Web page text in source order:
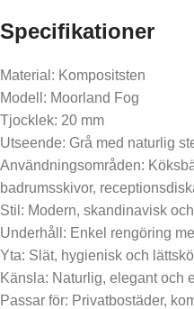
Specifikationer
Material: Kompositsten
Modell: Moorland Fog
Tjocklek: 20 mm
Utseende: Grå med naturlig
Användningsområden:
badrumsskivor,
Stil: Modern, skandinavisk
Underhåll: Enkel rengöring
Yta: Slät, hygienisk och
Känsla: Naturlig, elegant och
Passar för: Privatbostäder,